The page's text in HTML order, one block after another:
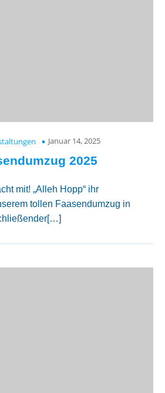
Januar 14, 2025
2025
mit! „Alleh Hopp“ ihr
tollen Faasendumzug in